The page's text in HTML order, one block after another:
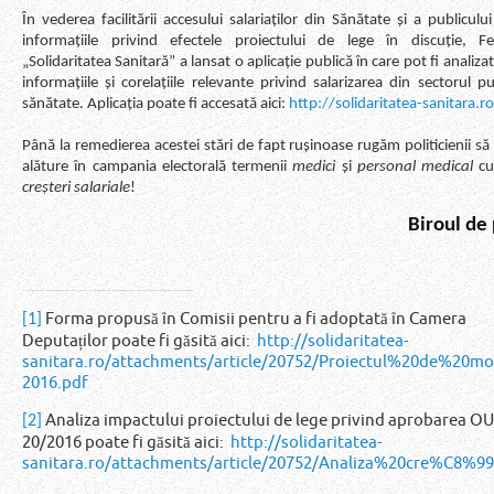
În vederea facilitării accesului salariaților din Sănătate și a
informațiile privind efectele proiectului de lege în discuție,
„Solidaritatea Sanitară” a lansat o aplicație publică în care pot fi
informațiile și corelațiile relevante privind salarizarea din sectorul
sănătate. Aplicația poate fi accesată aici: http://solidaritatea-
Până la remedierea acestei stări de fapt rușinoase rugăm politicienii
alăture în campania electorală termeniimediciși personal medical
creșteri salariale!
Biroul de
[1] Forma propusă în Comisii pentru a fi adoptată în Camera
Deputaților poate fi găsită aici: http://solidaritatea-
sanitara.ro/attachments/article/20752/
2016.pdf
[2] Analiza impactului proiectului de lege privind aprobarea
20/2016 poate fi găsită aici: http://solidaritatea-
sanitara.ro/attachments/article/20752/